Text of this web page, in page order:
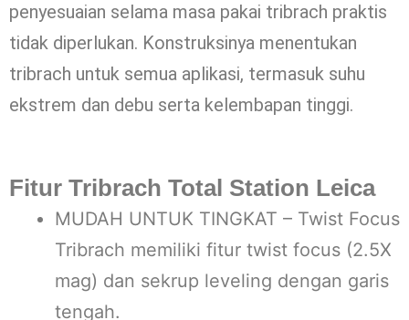
penyesuaian selama masa pakai tribrach praktis
tidak diperlukan. Konstruksinya menentukan
tribrach untuk semua aplikasi, termasuk suhu
ekstrem dan debu serta kelembapan tinggi.
Fitur Tribrach Total Station Leica
MUDAH UNTUK TINGKAT – Twist Focus
Tribrach memiliki fitur twist focus (2.5X
mag) dan sekrup leveling dengan garis
tengah.